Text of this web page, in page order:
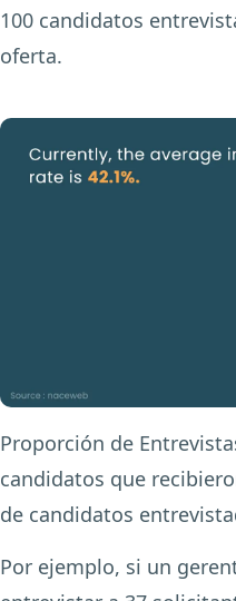
100 candidatos
oferta.
Proporción de
candidatos que
de candidatos
Por ejemplo, si un